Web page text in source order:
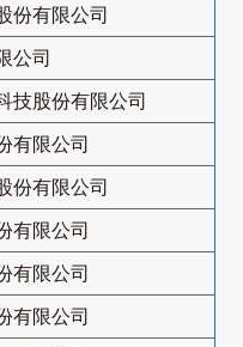
份有限公司
公司
技股份有限公司
有限公司
份有限公司
有限公司
有限公司
有限公司